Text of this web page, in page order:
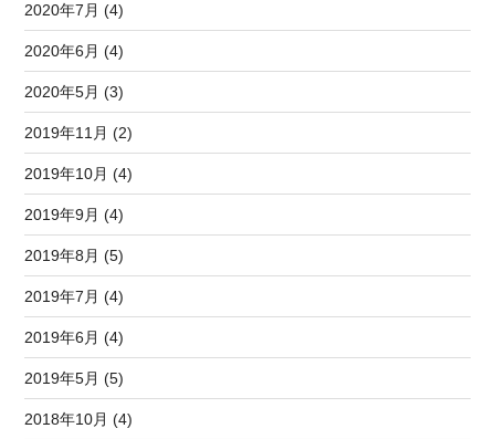
2020年7月 (4)
2020年6月 (4)
2020年5月 (3)
2019年11月 (2)
2019年10月 (4)
2019年9月 (4)
2019年8月 (5)
2019年7月 (4)
2019年6月 (4)
2019年5月 (5)
2018年10月 (4)